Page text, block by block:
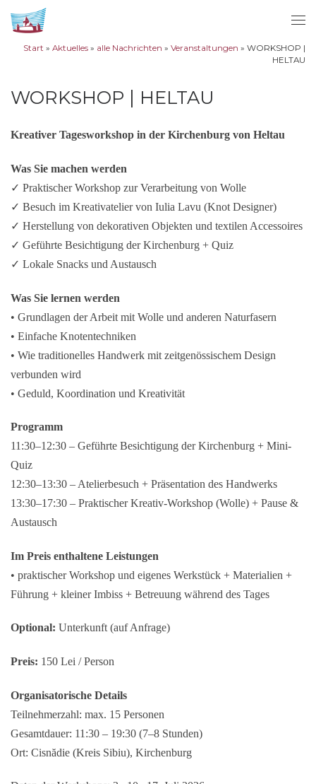
Zum Inhalt springen
Start » Aktuelles » alle Nachrichten » Veranstaltungen » WORKSHOP |
HELTAU
WORKSHOP | HELTAU
Kreativer Tagesworkshop in der Kirchenburg von Heltau
Was Sie machen werden
✓ Praktischer Workshop zur Verarbeitung von Wolle
✓ Besuch im Kreativatelier von Iulia Lavu (Knot Designer)
✓ Herstellung von dekorativen Objekten und textilen Accessoires
✓ Geführte Besichtigung der Kirchenburg + Quiz
✓ Lokale Snacks und Austausch
Was Sie lernen werden
• Grundlagen der Arbeit mit Wolle und anderen Naturfasern
• Einfache Knotentechniken
• Wie traditionelles Handwerk mit zeitgenössischem Design
verbunden wird
• Geduld, Koordination und Kreativität
Programm
11:30–12:30 – Geführte Besichtigung der Kirchenburg + Mini-
Quiz
12:30–13:30 – Atelierbesuch + Präsentation des Handwerks
13:30–17:30 – Praktischer Kreativ-Workshop (Wolle) + Pause &
Austausch
Im Preis enthaltene Leistungen
• praktischer Workshop und eigenes Werkstück + Materialien +
Führung + kleiner Imbiss + Betreuung während des Tages
Optional: Unterkunft (auf Anfrage)
Preis: 150 Lei / Person
Organisatorische Details
Teilnehmerzahl: max. 15 Personen
Gesamtdauer: 11:30 – 19:30 (7–8 Stunden)
Ort: Cisnădie (Kreis Sibiu), Kirchenburg